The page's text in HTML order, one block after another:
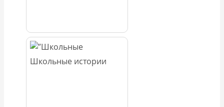
Школьные истории